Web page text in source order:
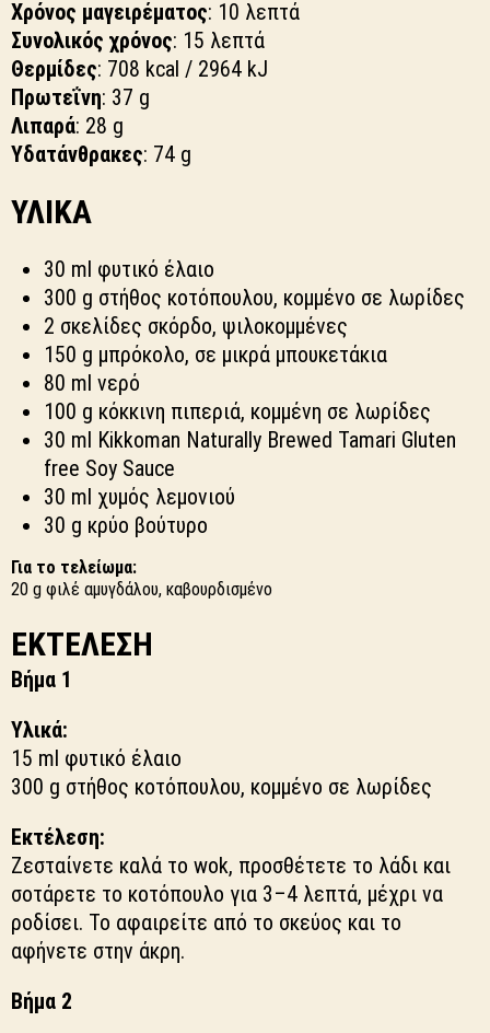
Χρόνος μαγειρέματος: 10 λεπτά
Συνολικός χρόνος: 15 λεπτά
Θερμίδες: 708 kcal / 2964 kJ
Πρωτεΐνη: 37 g
Λιπαρά: 28 g
Υδατάνθρακες: 74 g
ΥΛΙΚΑ
30 ml φυτικό έλαιο
300 g στήθος κοτόπουλου, κομμένο σε λωρίδες
2 σκελίδες σκόρδο, ψιλοκομμένες
150 g μπρόκολο, σε μικρά μπουκετάκια
80 ml νερό
100 g κόκκινη πιπεριά, κομμένη σε λωρίδες
30 ml Kikkoman Naturally Brewed Tamari Gluten
free Soy Sauce
30 ml χυμός λεμονιού
30 g κρύο βούτυρο
Για το τελείωμα:
20 g φιλέ αμυγδάλου, καβουρδισμένο
ΕΚΤΕΛΕΣΗ
Βήμα 1
Υλικά:
15 ml φυτικό έλαιο
300 g στήθος κοτόπουλου, κομμένο σε λωρίδες
Εκτέλεση:
Ζεσταίνετε καλά το wok, προσθέτετε το λάδι και
σοτάρετε το κοτόπουλο για 3–4 λεπτά, μέχρι να
ροδίσει. Το αφαιρείτε από το σκεύος και το
αφήνετε στην άκρη.
Βήμα 2